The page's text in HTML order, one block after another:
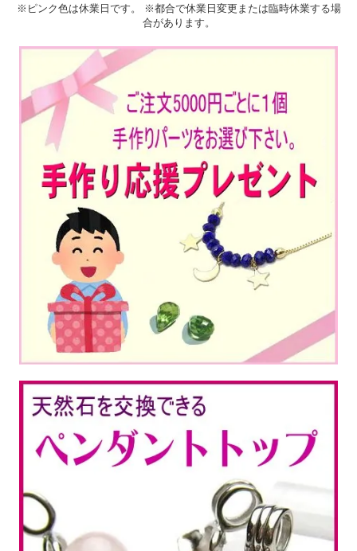
※ピンク色は休業日です。 ※都合で休業日変更または臨時休業する場
合があります。